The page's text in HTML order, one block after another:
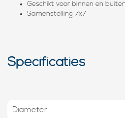
Geschikt voor binnen en
Samenstelling 7x7
Specificaties
Diameter